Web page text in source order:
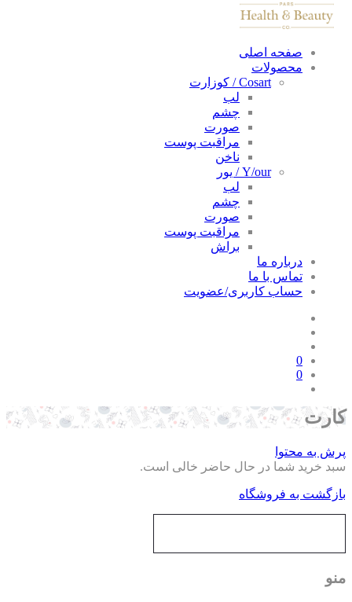
صفحه اصلی
محصولات
Cosart / کوزارت
لب
چشم
صورت
مراقبت پوست
ناخن
Y/our / یور
لب
چشم
صورت
مراقبت پوست
براش
درباره ما
تماس با ما
حساب کاربری/عضویت
0
0
به محتوا
خرید شما در حال حاضر خالی است.
به فروشگاه